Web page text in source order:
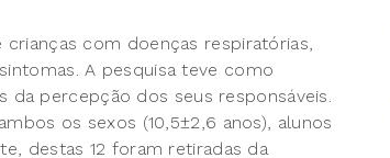
com doenças respiratórias,
A pesquisa teve como
da percepção dos seus responsáveis.
os sexos (10,5±2,6 anos), alunos
destas 12 foram retiradas da